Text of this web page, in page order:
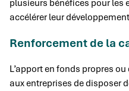
plusieurs bénéfices pour les
accélérer leur
Renforcement de la
L’apport en fonds propres
aux entreprises de disposer